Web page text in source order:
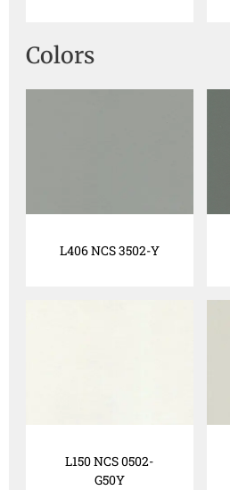
Colors
L406 NCS 3502-Y
L150 NCS 0502-
G50Y